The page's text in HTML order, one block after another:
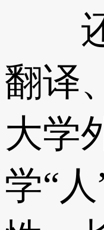
还
翻译
大学
学“